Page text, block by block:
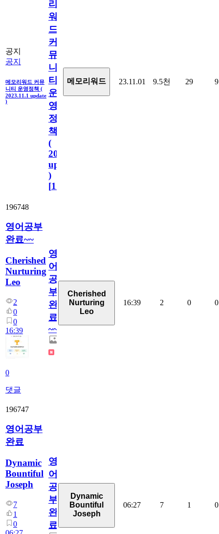
공지
공지
메모리워드 커뮤
니티 운영정책 (
2023.11.1 update
)
리
워
드
커
뮤
니
티
운
영
정
책
(
2023.11.1
update
)
[110
메모리워드 23.11.01 9.5천 29 9
196748
영어공부
완료~~
Cherished
Nurturing
Leo
2
0
0
16:39
0
댓글
영
어
공
부
완
료
~~
Cherished
Nurturing
Leo
16:39 2 0 0
196747
영어공부
완료
Dynamic
Bountiful
Joseph
7
1
0
영
어
공
부
완
료
Dynamic
Bountiful
Joseph
06:27 7 1 0